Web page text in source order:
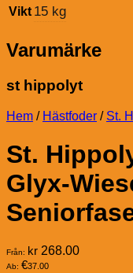
Vikt 15 kg
Varumärke
st hippolyt
Hem / Hästfoder / St.
St.
Glyx-
Från: kr 268.00
Ab: €37.00